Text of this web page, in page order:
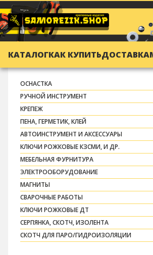
КАТАЛОГКАК КУПИТЬДОСТАВКА
ОСНАСТКА
РУЧНОЙ ИНСТРУМЕНТ
КРЕПЕЖ
ПЕНА, ГЕРМЕТИК, КЛЕЙ
АВТОИНСТРУМЕНТ И АКСЕССУАРЫ
КЛЮЧИ РОЖКОВЫЕ КЗСМИ, И ДР.
МЕБЕЛЬНАЯ ФУРНИТУРА
ЭЛЕКТРООБОРУДОВАНИЕ
МАГНИТЫ
СВАРОЧНЫЕ РАБОТЫ
КЛЮЧИ РОЖКОВЫЕ ДТ
СЕРПЯНКА, СКОТЧ, ИЗОЛЕНТА
СКОТЧ ДЛЯ ПАРО/ГИДРОИЗОЛЯЦИИ